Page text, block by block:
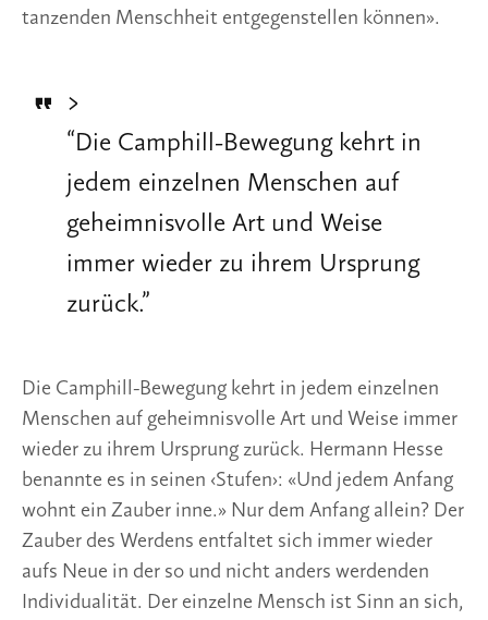
tanzenden Menschheit entgegenstellen können».
>
“ Die Camphill-Bewegung kehrt in
jedem einzelnen Menschen auf
geheimnisvolle Art und Weise
immer wieder zu ihrem Ursprung
zurück.”
Die Camphill-Bewegung kehrt in jedem einzelnen
Menschen auf geheimnisvolle Art und Weise immer
wieder zu ihrem Ursprung zurück. Hermann Hesse
benannte es in seinen ‹Stufen›: «Und jedem Anfang
wohnt ein Zauber inne.» Nur dem Anfang allein? Der
Zauber des Werdens entfaltet sich immer wieder
aufs Neue in der so und nicht anders werdenden
Individualität. Der einzelne Mensch ist Sinn an sich,